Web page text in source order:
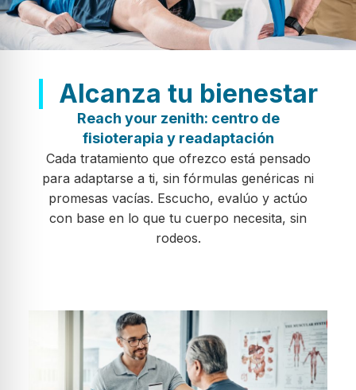
Alcanza tu bienestar
Reach your zenith: centro de
fisioterapia y readaptación
Cada tratamiento que ofrezco está pensado
para adaptarse a ti, sin fórmulas genéricas ni
promesas vacías. Escucho, evalúo y actúo
con base en lo que tu cuerpo necesita, sin
rodeos.